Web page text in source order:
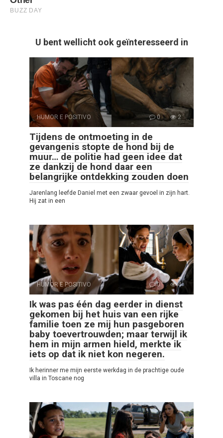
U bent wellicht ook geïnteresseerd in
HUMOR E POSITIVO 0 2
Tijdens de ontmoeting in de
gevangenis stopte de hond bij de
muur… de politie had geen idee dat
ze dankzij de hond daar een
belangrijke ontdekking zouden doen
Jarenlang leefde Daniel met een zwaar gevoel in zijn hart.
Hij zat in een
HUMOR E POSITIVO 0 4
Ik was pas één dag eerder in dienst
gekomen bij het huis van een rijke
familie toen ze mij hun pasgeboren
baby toevertrouwden; maar terwijl ik
hem in mijn armen hield, merkte ik
iets op dat ik niet kon negeren.
Ik herinner me mijn eerste werkdag in de prachtige oude
villa in Toscane nog